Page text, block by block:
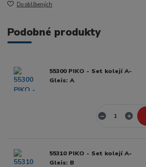
Do oblíbených
Podobné produkty
55300 PIKO - Set kolejí A-
Gleis: A
55310 PIKO - Set kolejí A-
Gleis: B